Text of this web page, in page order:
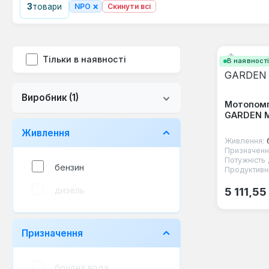
3товари NPO × Скинути всі
Тільки в наявності
Виробник (1)
Живлення
бензин
дизель
Призначення
В наявності
GARDEN
Живлення:
Потужність
5